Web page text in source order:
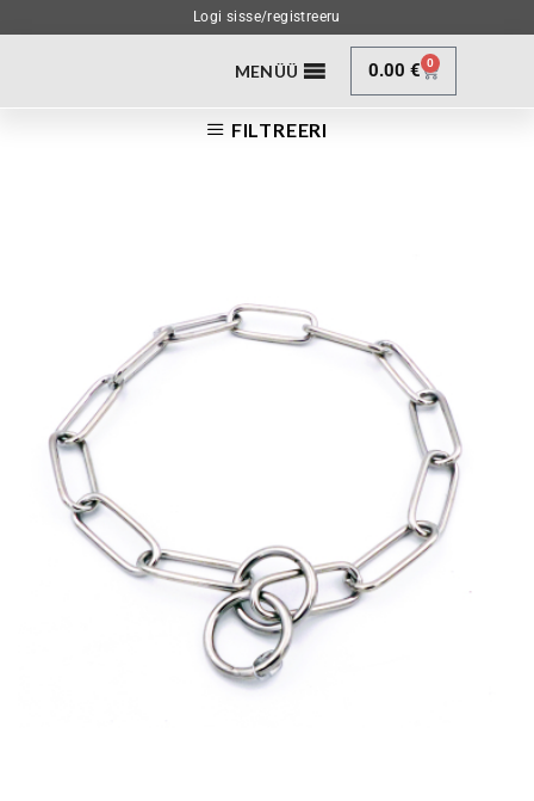
Logi sisse/registreeru
MENÜÜ 0.00€ 0
FILTREERI